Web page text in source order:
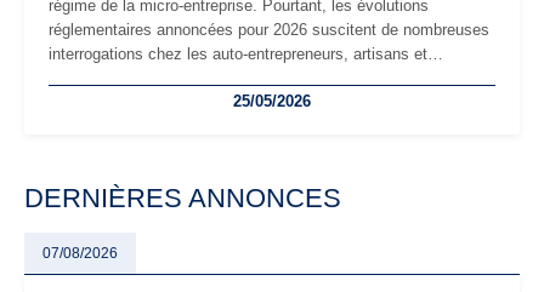
régime de la micro-entreprise. Pourtant, les évolutions
réglementaires annoncées pour 2026 suscitent de nombreuses
interrogations chez les auto-entrepreneurs, artisans et
facturation ou risque de bascule vers la TVA : les règles
25/05/2026
DERNIÈRES ANNONCES
07/08/2026